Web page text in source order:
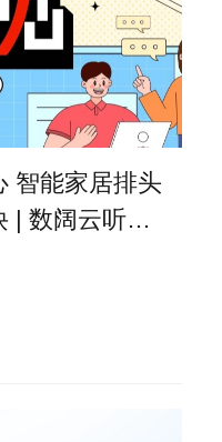
智能家居排头
| 数阔云听